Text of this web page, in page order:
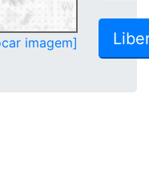
imagem]